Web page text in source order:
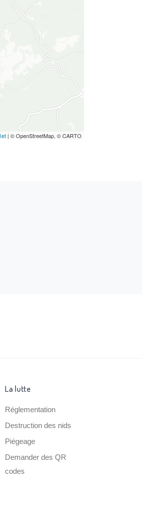
| © OpenStreetMap, © CARTO
La lutte
Réglementation
Destruction des nids
Piégeage
Demander des QR
codes